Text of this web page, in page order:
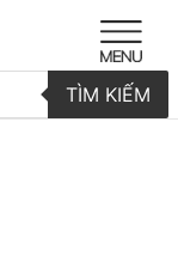
TÌM KIẾM